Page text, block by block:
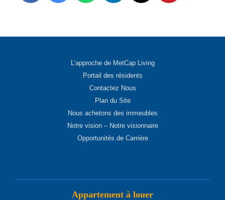
L’approche de MetCap Living
Portail des résidents
Contactez Nous
Plan du Site
Nous achetons des immeubles
Notre vision – Notre visionnaire
Opportunités de Carrière
Appartement à louer